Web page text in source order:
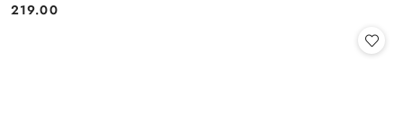
Cena:
219.00